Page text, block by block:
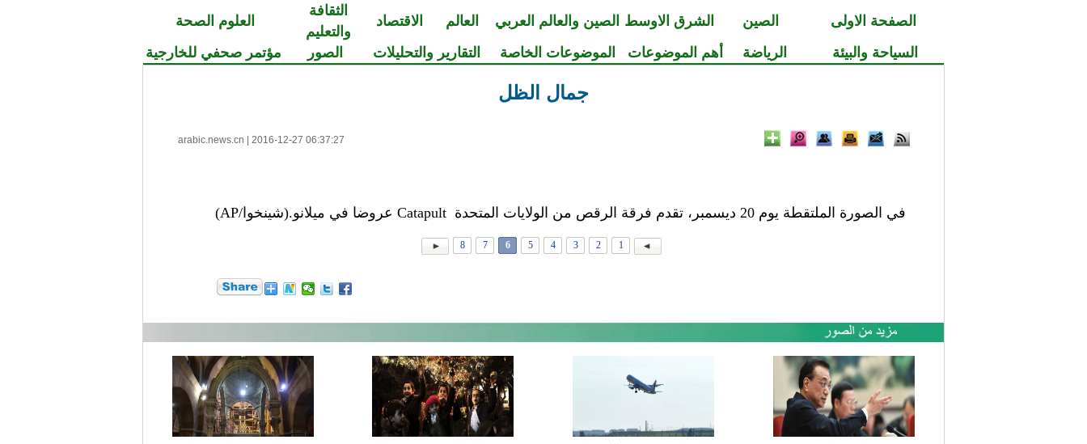
الصفحة الاولى الصين الشرق الاوسط الصين والعالم العربي العالم الاقتصاد
الثقافة
والتعليم
العلوم الصحة
السياحة والبيئة
الرياضة أهم الموضوعات الموضوعات الخاصة التقارير والتحليلات الصور مؤتمر صحفي للخارجية
جمال الظل
arabic.news.cn 2016-12-27 06:37:27
في الصورة الملتقطة يوم 20 ديسمبر، تقدم فرقة الرقص من الولايات المتحدة Catapult عروضا في ميلانو.(شينخوا/AP)
1
2
3
4
5
6
7
8